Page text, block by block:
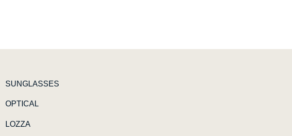
SUNGLASSES
OPTICAL
LOZZA